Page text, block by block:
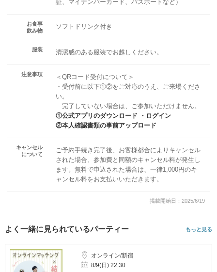
証、マイナンバーカード、パスポートなど）
お食事
飲み物
ソフトドリンク付き
服装 清潔感のある服装でお越しください。
注意事項
＜QRコード受付について＞
・受付前に以下①②をご対応のうえ、ご来場くださ
い。
完了していない場合は、ご参加いただけません。
①公式アプリのダウンロード ・ログイン
②本人確認書類の事前アップロード
キャンセル
について
ご予約手続き完了後、お客様都合によりキャンセル
された場合、参加費と同額のキャンセル料が発生し
ます。無料で申込された場合は、一律1,000円のキ
ャンセル料をお支払いいただきます。
掲載開始日：2025/6/19
よく一緒に見られているパーティー もっと見る
オンライン/新宿
8/9(日) 22:30